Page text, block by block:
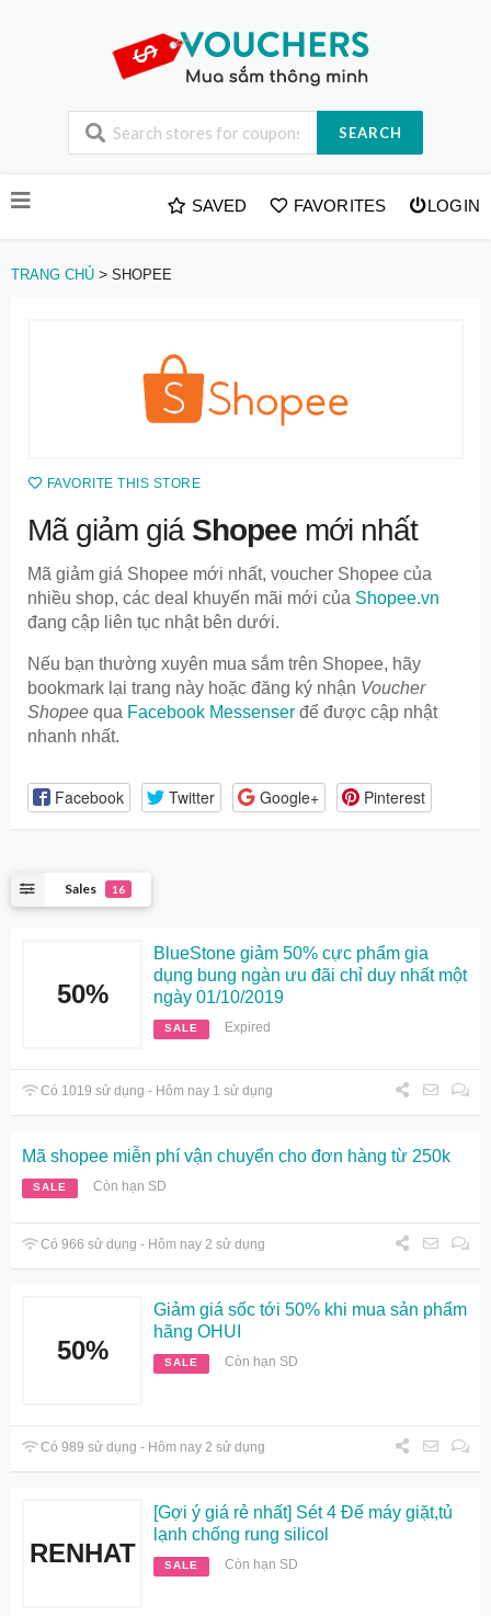
SEARCH
to
SAVED FAVORITES LOGIN
TRANG CHỦ > SHOPEE
FAVORITE THIS STORE
Mã giảm giá Shopee mới nhất
Mã giảm giá Shopee mới nhất, voucher Shopee của
nhiều shop, các deal khuyến mãi mới của Shopee.vn
đang cập liên tục nhật bên dưới.
Nếu bạn thường xuyên mua sắm trên Shopee, hãy
bookmark lại trang này hoặc đăng ký nhận Voucher
Shopee qua Facebook Messenser để được cập nhật
nhanh nhất.
Facebook Twitter Google+ Pinterest
Sales 16
50%
BlueStone giảm 50% cực phẩm gia
dụng bung ngàn ưu đãi chỉ duy nhất một
ngày 01/10/2019
SALE Expired
Có 1019 sử dụng - Hôm nay 1 sử dụng
Mã shopee miễn phí vận chuyển cho đơn hàng từ 250k
SALE Còn hạn SD
Có 966 sử dụng - Hôm nay 2 sử dụng
50%
Giảm giá sốc tới 50% khi mua sản phẩm
hãng OHUI
SALE Còn hạn SD
Có 989 sử dụng - Hôm nay 2 sử dụng
RENHAT
[Gợi ý giá rẻ nhất] Sét 4 Đế máy giặt,tủ
lạnh chống rung silicol
SALE Còn hạn SD